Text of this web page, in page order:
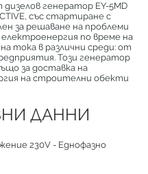
генератор EY-5MD
със стартиране с
за решаване на проблеми
по време на
тока в различни среди: от
Този генератор
за доставка на
на строителни обекти
ДАННИ
230V - Еднофазно